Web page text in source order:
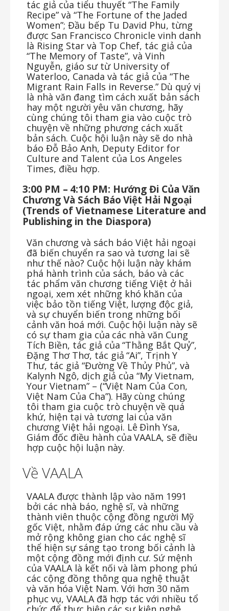
tác giả của tiểu thuyết “The Family
Recipe” và “The Fortune of the Jaded
Women”; Đầu bếp Tu David Phu, từng
được San Francisco Chronicle vinh danh
là Rising Star và Top Chef, tác giả của
“The Memory of Taste”, và Vinh
Nguyễn, giáo sư từ University of
Waterloo, Canada và tác giả của “The
Migrant Rain Falls in Reverse.” Dù quý vị
là nhà văn đang tìm cách xuất bản sách
hay một người yêu văn chương, hãy
cùng chúng tôi tham gia vào cuộc trò
chuyện về những phương cách xuất
bản sách. Cuộc hội luận này sẽ do nhà
báo Đỗ Bảo Anh, Deputy Editor for
Culture and Talent của Los Angeles
Times, điều hợp.
3:00 PM – 4:10 PM: HướngĐi Của Văn
ChươngVà Sách Báo ViệtHải Ngoại
(Trends of Vietnamese Literature and
Publishing in the Diaspora)
Văn chương và sách báo Việt hải ngoại
đã biến chuyển ra sao và tương lai sẽ
như thế nào? Cuộc hội luận này khám
phá hành trình của sách, báo và các
tác phẩm văn chương tiếng Việt ở hải
ngoại, xem xét những khó khăn của
việc bảo tồn tiếng Việt, lượng độc giả,
và sự chuyển biến trong những bối
cảnh văn hoá mới. Cuộc hội luận này sẽ
có sự tham gia của các nhà văn Cung
Tích Biền, tác giả của “Thằng Bắt Quỷ”,
Đặng Thơ Thơ, tác giả “Ai”, Trịnh Y
Thư, tác giả “Đường Về Thủy Phủ”, và
Kalynh Ngô, dịch giả của “My Vietnam,
Your Vietnam” – (“Việt Nam Của Con,
Việt Nam Của Cha”). Hãy cùng chúng
tôi tham gia cuộc trò chuyện về quá
khứ, hiện tại và tương lai của văn
chương Việt hải ngoại. Lê Đình Ysa,
Giám đốc điều hành của VAALA, sẽ điều
hợp cuộc hội luận này.
Về VAALA
VAALA được thành lập vào năm 1991
bởi các nhà báo, nghệ sĩ, và những
thành viên thuộc cộng đồng người Mỹ
gốc Việt, nhằm đáp ứng các nhu cầu và
mở rộng không gian cho các nghệ sĩ
thể hiện sự sáng tạo trong bối cảnh là
một cộng đồng mới định cư. Sứ mệnh
của VAALA là kết nối và làm phong phú
các cộng đồng thông qua nghệ thuật
và văn hóa Việt Nam. Với hơn 30 năm
phục vụ, VAALA đã hợp tác với nhiều tổ